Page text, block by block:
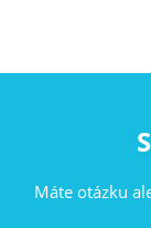
Máte otázku